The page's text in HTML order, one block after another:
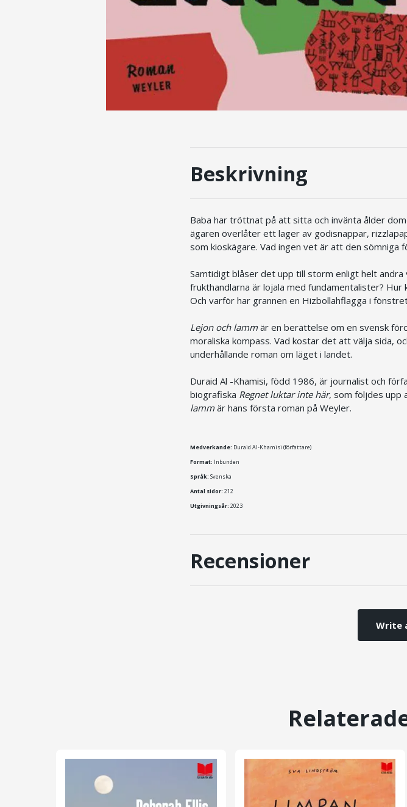
Beskrivning
Baba har tröttnat på att sitta och invänta ålder
ägaren överlåter ett lager av godisnappar,
som kioskägare. Vad ingen vet är att den
Samtidigt blåser det upp till storm enligt helt
frukthandlarna är lojala med fundamentalister?
Och varför har grannen en Hizbollahflagga i
Lejon och lamm är en berättelse om en svensk
moraliska kompass. Vad kostar det att välja sida,
underhållande roman om läget i landet.
Duraid Al -Khamisi, född 1986, är journalist och
biografiska Regnet luktar inte här, som följdes upp
lamm är hans första roman på Weyler.
Medverkande: Duraid Al-Khamisi (författare)
Format: Inbunden
Språk: Svenska
Antal sidor: 212
Utgivningsår: 2023
Recensioner
Write